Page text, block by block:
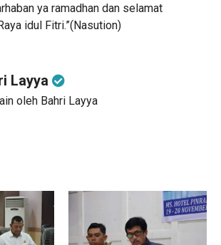
ya ramadhan dan selamat
idul Fitri.”(Nasution)
Layya
oleh Bahri Layya